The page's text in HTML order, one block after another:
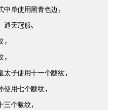
单使用黑青色边，
天冠服、
子使用十一个黻纹，
用七个黻纹，
个黻纹，